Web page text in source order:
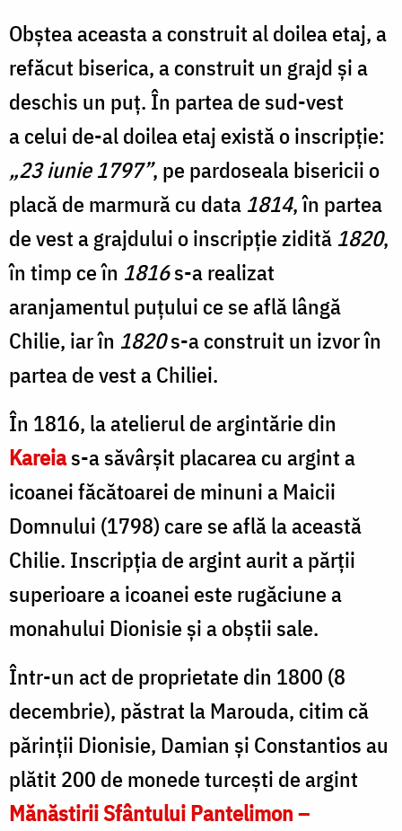
Obștea aceasta a construit al doilea etaj, a
refăcut biserica, a construit un grajd și a
deschis un puț. În partea de sud-vest
a celui de-al doilea etaj există o inscripție:
„23 iunie 1797”, pe pardoseala bisericii o
placă de marmură cu data 1814, în partea
de vest a grajdului o inscripție zidită 1820,
în timp ce în 1816s-a realizat
aranjamentul puțului ce se află lângă
Chilie, iar în 1820s-a construit un izvor în
partea de vest a Chiliei.
În 1816, la atelierul de argintărie din
Kareias-a săvârșit placarea cu argint a
icoanei făcătoarei de minuni a Maicii
Domnului (1798) care se află la această
Chilie. Inscripția de argint aurit a părții
superioare a icoanei este rugăciune a
monahului Dionisie și a obștii sale.
Într-un act de proprietate din 1800 (8
decembrie), păstrat la Marouda, citim că
părinţii Dionisie, Damian și Constantios au
plătit 200 de monede turcești de argint
Mănăstirii Sfântului Pantelimon –